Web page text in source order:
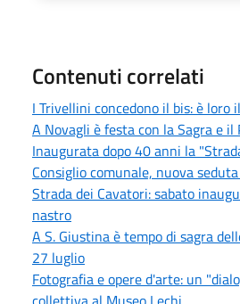
Contenuti correlati
I Trivellini concedono il bis: è loro
A Novagli è festa con la Sagra e il
Inaugurata dopo 40 anni la
Consiglio comunale, nuova
Strada dei Cavatori: sabato
nastro
A S. Giustina è tempo di sagra
27 luglio
Fotografia e opere d'arte: un